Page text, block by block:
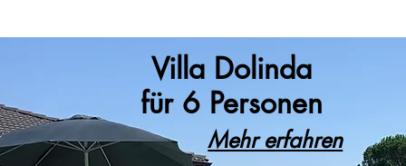
Villa Dolinda
für 6 Personen
Mehr erfahren